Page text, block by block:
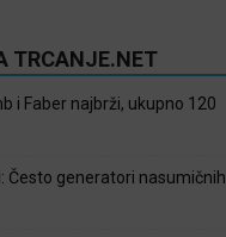
TRCANJE.NET
i Faber najbrži, ukupno 120
Često generatori nasumičnih